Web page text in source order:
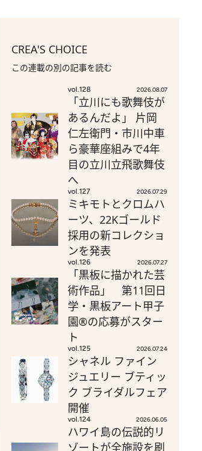
CREA'S CHOICE
この連載の別の記事を読む
vol.128 2026.08.07
「立川にも歌舞伎が
あるんだよ」 片岡
仁左衛門・市川中車
ら豪華座組みで4年
目の立川立飛歌舞伎
へ
vol.127 2026.07.29
ミキモトとクロムハ
ーツ、22Kゴールド
採用の新コレクショ
ンを発表
vol.126 2026.07.27
「黒板に描かれた芸
術作品」 第11回日
学・黒板アート甲子
園®の応募がスター
ト
vol.125 2026.07.24
シャネル ファイン
ジュエリー ブティッ
ク ブライダルフェア
開催
vol.124 2026.06.05
ハワイ島の伝説的リ
ゾートが全施設を刷